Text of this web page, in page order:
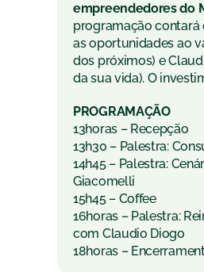
empreendedores do
programação contará
as oportunidades ao
dos próximos) e
da sua vida). O
PROGRAMAÇÃO
13horas – Recepção
13h30 – Palestra:
14h45 – Palestra:
Giacomelli
15h45 – Coffee
16horas – Palestra:
com Claudio Diogo
18horas –